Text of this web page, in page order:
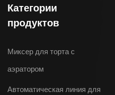
Категории
продуктов
Миксер для торта с
аэратором
Автоматическая линия для